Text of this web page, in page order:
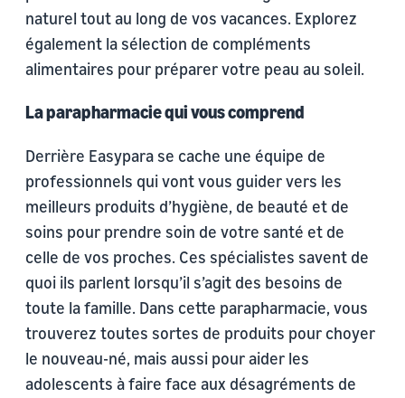
naturel tout au long de vos vacances. Explorez
également la sélection de compléments
alimentaires pour préparer votre peau au soleil.
La parapharmacie qui vous comprend
Derrière Easypara se cache une équipe de
professionnels qui vont vous guider vers les
meilleurs produits d’hygiène, de beauté et de
soins pour prendre soin de votre santé et de
celle de vos proches. Ces spécialistes savent de
quoi ils parlent lorsqu’il s’agit des besoins de
toute la famille. Dans cette parapharmacie, vous
trouverez toutes sortes de produits pour choyer
le nouveau-né, mais aussi pour aider les
adolescents à faire face aux désagréments de